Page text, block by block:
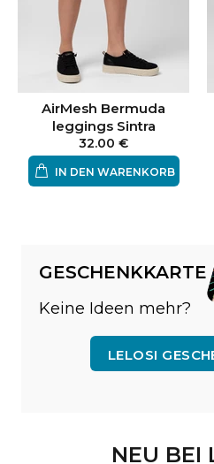
AirMesh Bermuda
leggings Sintra
32.00 €
IN DEN WARENKORB
GESCHENKKARTE
Keine Ideen mehr?
LELOSI
NEU BEI